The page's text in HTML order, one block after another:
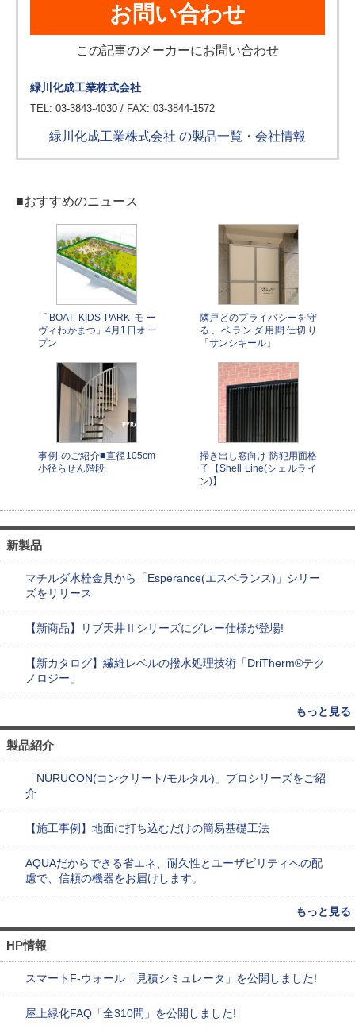
お問い合わせ
この記事のメーカーにお問い合わせ
緑川化成工業株式会社
TEL: 03-3843-4030 / FAX: 03-3844-1572
緑川化成工業株式会社 の製品一覧・会社情報
■おすすめのニュース
「BOAT KIDS PARK モー
ヴィわかまつ」4月1日オー
プン
隣戸とのプライバシーを守
る、ベランダ用間仕切り
「サンシキール」
事例 のご紹介■直径105cm
小径らせん階段
掃き出し窓向け 防犯用面格
子【Shell Line(シェルライ
ン)】
新製品
マチルダ水栓金具から「Esperance(エスペランス)」シリー
ズをリリース
【新商品】リブ天井Ⅱシリーズにグレー仕様が登場!
【新カタログ】繊維レベルの撥水処理技術「DriTherm®テク
ノロジー」
もっと見る
製品紹介
「NURUCON(コンクリート/モルタル)」プロシリーズをご紹
介
【施工事例】地面に打ち込むだけの簡易基礎工法
AQUAだからできる省エネ、耐久性とユーザビリティへの配
慮で、信頼の機器をお届けします。
もっと見る
HP情報
スマートF-ウォール「見積シミュレータ」を公開しました!
屋上緑化FAQ「全310問」を公開しました!